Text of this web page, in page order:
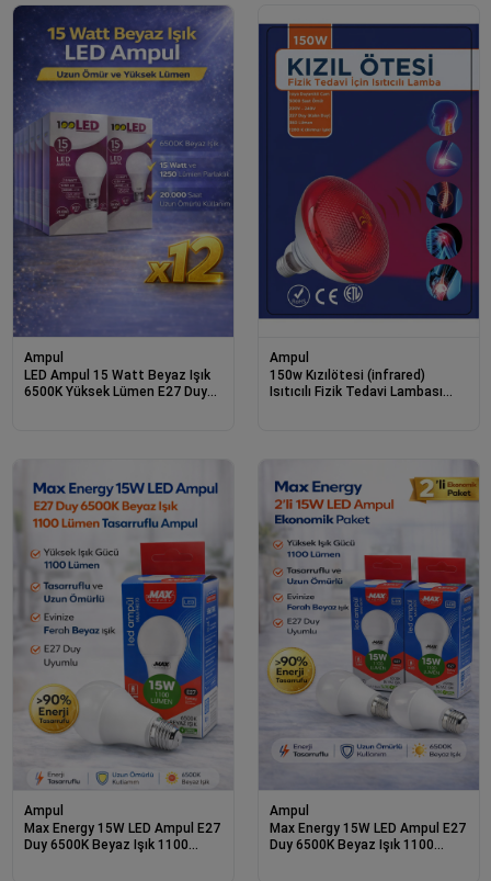
Ampul
LED Ampul 15 Watt Beyaz Işık
6500K Yüksek Lümen E27 Duy
Ampul
150w Kızılötesi (infrared)
Isıtıcılı Fizik Tedavi Lambası
Ampul
Max Energy 15W LED Ampul E27
Duy 6500K Beyaz Işık 1100
Ampul
Max Energy 15W LED Ampul E27
Duy 6500K Beyaz Işık 1100